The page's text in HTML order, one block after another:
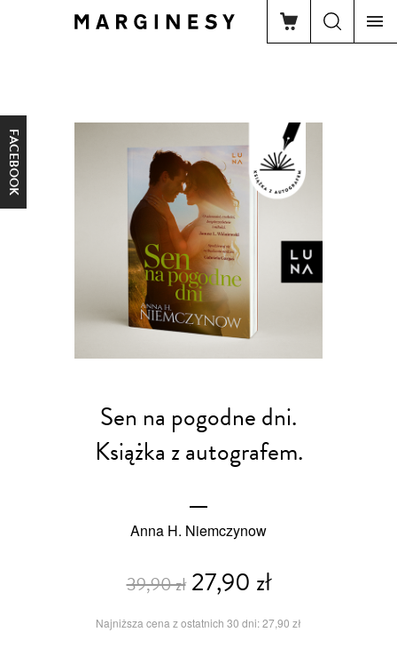
FACEBOOK
Sen na pogodne dni.
Książka z autografem.
Anna H. Niemczynow
39,90 zł27,90 zł
Najniższa cena z ostatnich 30 dni: 27,90 zł